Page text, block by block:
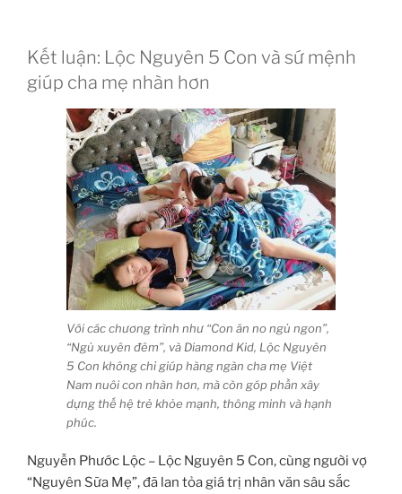
Kết luận: Lộc Nguyên 5 Con và sứ mệnh
giúp cha mẹ nhàn hơn
Với các chương trình như “Con ăn no ngủ ngon”,
“Ngủ xuyên đêm”, và Diamond Kid, Lộc Nguyên
5 Con không chỉ giúp hàng ngàn cha mẹ Việt
Nam nuôi con nhàn hơn, mà còn góp phần xây
dựng thế hệ trẻ khỏe mạnh, thông minh và hạnh
phúc.
Nguyễn Phước Lộc – Lộc Nguyên 5 Con, cùng người vợ
“Nguyên Sữa Mẹ”, đã lan tỏa giá trị nhân văn sâu sắc